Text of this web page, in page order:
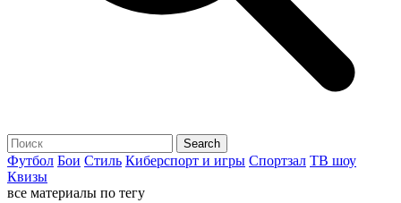
Футбол Бои Стиль Киберспорт и игры Спортзал ТВ шоу
Квизы
все материалы по тегу